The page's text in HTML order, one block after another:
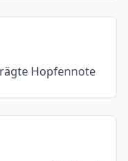
Hopfennote